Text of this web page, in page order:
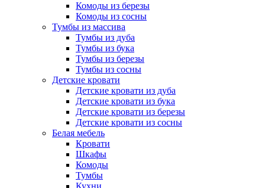
Комоды из березы
Комоды из сосны
Тумбы из массива
Тумбы из дуба
Тумбы из бука
Тумбы из березы
Тумбы из сосны
Детские кровати
Детские кровати из дуба
Детские кровати из бука
Детские кровати из березы
Детские кровати из сосны
Белая мебель
Кровати
Шкафы
Комоды
Тумбы
Кухни